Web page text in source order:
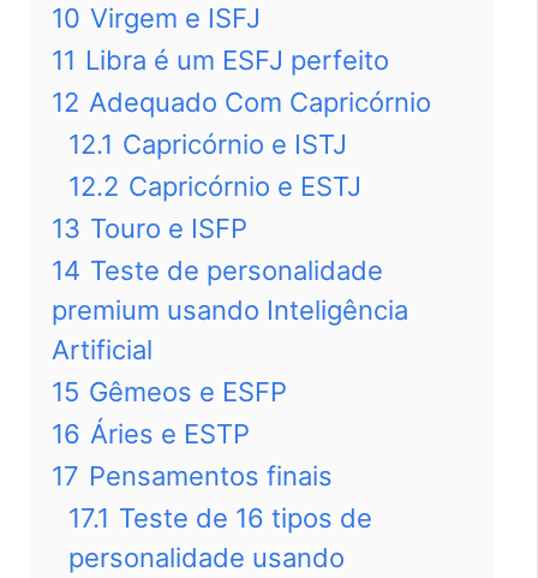
10 Virgem e ISFJ
11 Libra é um ESFJ perfeito
12 Adequado Com Capricórnio
12.1 Capricórnio e ISTJ
12.2 Capricórnio e ESTJ
13 Touro e ISFP
14 Teste de personalidade
premium usando Inteligência
Artificial
15 Gêmeos e ESFP
16 Áries e ESTP
17 Pensamentos finais
17.1 Teste de 16 tipos de
personalidade usando